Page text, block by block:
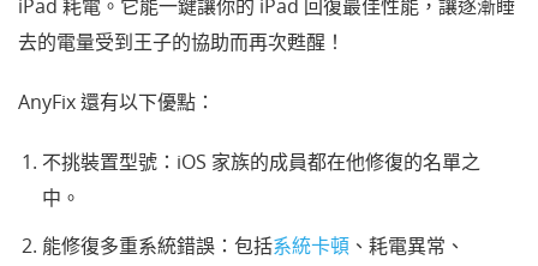
iPad 耗電。它能一鍵讓你的 iPad 回復最佳性能，讓逐漸睡
去的電量受到王子的協助而再次甦醒！
AnyFix 還有以下優點：
不挑裝置型號：iOS 家族的成員都在他修復的名單之
中。
能修復多重系統錯誤：包括系統卡頓 、耗電異常、